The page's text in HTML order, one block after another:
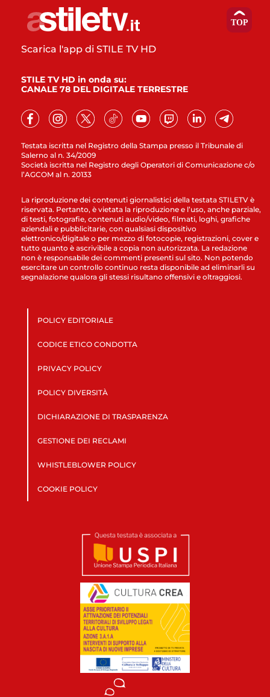
Testata iscritta nel Registro della Stampa presso il Tribunale di
Salerno al n. 34/2009
Società iscritta nel Registro degli Operatori di Comunicazione c/o
l’AGCOM al n. 20133
Scarica l'app di STILE TV HD
STILE TV HD in onda su:
CANALE 78 DEL DIGITALE TERRESTRE
La riproduzione dei contenuti giornalistici della testata STILETV è
riservata. Pertanto, è vietata la riproduzione e l’uso, anche parziale,
di testi, fotografie, contenuti audio/video, filmati, loghi, grafiche
aziendali e pubblicitarie, con qualsiasi dispositivo
elettronico/digitale o per mezzo di fotocopie, registrazioni, cover e
tutto quanto è ascrivibile a copia non autorizzata. La redazione
non è responsabile dei commenti presenti sul sito. Non potendo
esercitare un controllo continuo resta disponibile ad eliminarli su
segnalazione qualora gli stessi risultano offensivi e oltraggiosi.
POLICY EDITORIALE
CODICE ETICO CONDOTTA
PRIVACY POLICY
POLICY DIVERSITÀ
DICHIARAZIONE DI TRASPARENZA
GESTIONE DEI RECLAMI
WHISTLEBLOWER POLICY
COOKIE POLICY